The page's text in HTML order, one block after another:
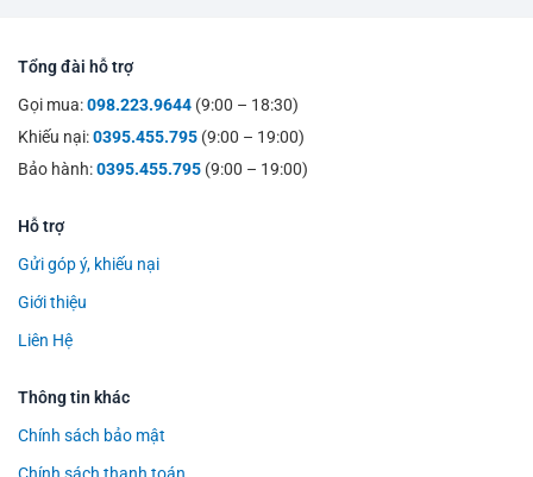
Tổng đài hỗ trợ
Gọi mua:098.223.9644 (9:00 – 18:30)
Khiếu nại:0395.455.795 (9:00 – 19:00)
Bảo hành:0395.455.795 (9:00 – 19:00)
Hỗ trợ
Gửi góp ý, khiếu nại
Giới thiệu
Liên Hệ
Thông tin khác
Chính sách bảo mật